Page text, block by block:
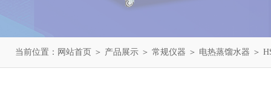
当前位置： 网站首页 ＞ 产品展示 ＞ 常规仪器 ＞ 电热蒸馏水器 ＞